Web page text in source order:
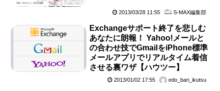
2013/03/28 11:55 S-MAX編集部
Exchangeサポート終了を悲しむ
あなたに朗報！ Yahoo!メールと
の合わせ技でGmailをiPhone標準
メールアプリでリアルタイム着信
させる裏ワザ【ハウツー】
2013/01/02 17:55 edo_bari_ikutsu